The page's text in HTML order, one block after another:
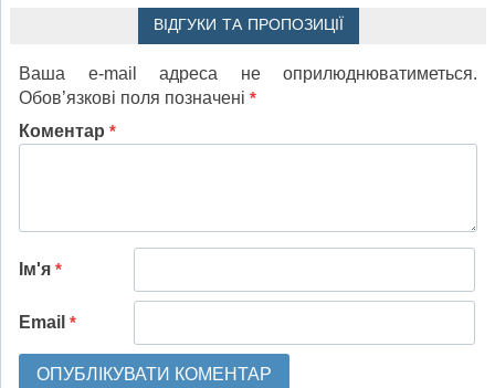
ВІДГУКИ ТА ПРОПОЗИЦІЇ
Ваша e-mail адреса не оприлюднюватиметься.
Обов’язкові поля позначені *
Коментар *
Ім'я *
Email *